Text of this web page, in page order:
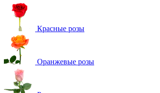
Красные розы
Оранжевые розы